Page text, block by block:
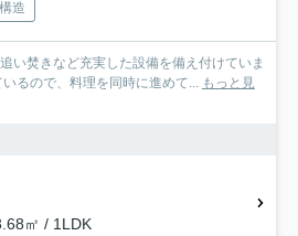
造
い焚きなど充実した設備を備え付けていま
るので、料理を同時に進めて... もっと見
㎡ / 1LDK